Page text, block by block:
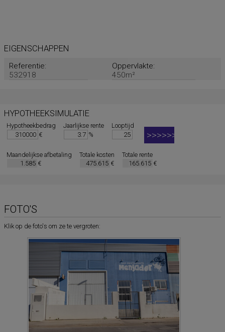
EIGENSCHAPPEN
Referentie:
532918
Oppervlakte:
450m²
HYPOTHEEKSIMULATIE
Hypotheekbedrag
€
Jaarlijkse rente
%
Looptijd
Maandelijkse afbetaling
€
Totale kosten
€
Totale rente
€
FOTO'S
Klik op de foto's om ze te vergroten: